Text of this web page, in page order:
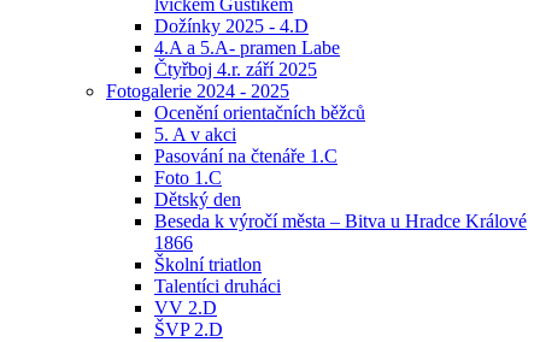
lvíčkem Gustíkem
Dožínky 2025 - 4.D
4.A a 5.A- pramen Labe
Čtyřboj 4.r. září 2025
Fotogalerie 2024 - 2025
Ocenění orientačních běžců
5. A v akci
Pasování na čtenáře 1.C
Foto 1.C
Dětský den
Beseda k výročí města – Bitva u Hradce Králové
1866
Školní triatlon
Talentíci druháci
VV 2.D
ŠVP 2.D